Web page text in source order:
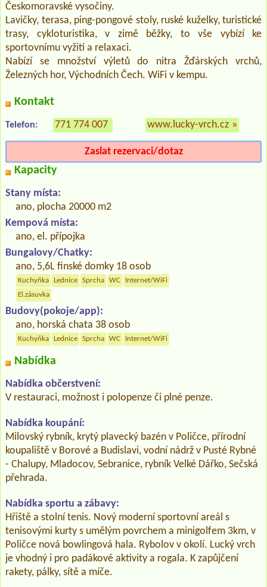
Českomoravské vysočiny.
Lavičky, terasa, ping-pongové stoly, ruské kuželky, turistické
trasy, cykloturistika, v zimě běžky, to vše vybízí ke
sportovnímu vyžití a relaxaci.
Nabízí se množství výletů do nitra Žďárských vrchů,
Železných hor, Východních Čech. WiFi v kempu.
Kontakt
Telefon: 771 774 007 www.lucky-vrch.cz »
Zaslat rezervaci/dotaz
Kapacity
Stany místa:
ano, plocha 20000 m2
Kempová místa:
ano, el. přípojka
Bungalovy/Chatky:
ano, 5,6L finské domky 18 osob
Kuchyňka Lednice Sprcha WC
Internet/WiFi
El.zásuvka
Budovy(pokoje/app):
ano, horská chata 38 osob
Kuchyňka Lednice Sprcha WC Internet/WiFi
Nabídka
Nabídka občerstvení:
V restauraci, možnost i polopenze či plné penze.
Nabídka koupání:
Milovský rybník, krytý plavecký bazén v Poličce, přírodní
koupaliště v Borové a Budislavi, vodní nádrž v Pusté Rybné
- Chalupy, Mladocov, Sebranice, rybník Velké Dářko, Sečská
přehrada.
Nabídka sportu a zábavy:
Hřiště a stolní tenis. Nový moderní sportovní areál s
tenisovými kurty s umělým povrchem a minigolfem 3km, v
Poličce nová bowlingová hala. Rybolov v okolí. Lucký vrch
je vhodný i pro padákové aktivity a rogala. K zapůjčení
rakety, pálky, sítě a míče.